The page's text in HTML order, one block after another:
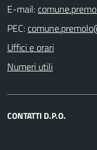
E-mail:
PEC:
Uffici e orari
Numeri utili
CONTATTI D.P.O.